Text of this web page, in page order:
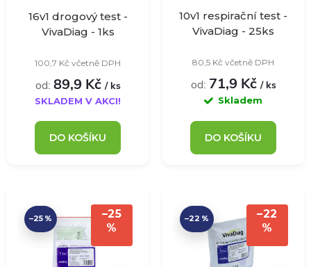
k
u
16v1 drogový test -
VivaDiag - 1ks
100,7 Kč včetně DPH
od: 89,9 Kč / ks
SKLADEM V AKCI!
DO KOŠÍKU
10v1 respirační test -
VivaDiag - 25ks
80,5 Kč včetně DPH
od: 71,9 Kč / ks
Skladem
DO KOŠÍKU
–25
%
–25 %
–22
%
–22 %